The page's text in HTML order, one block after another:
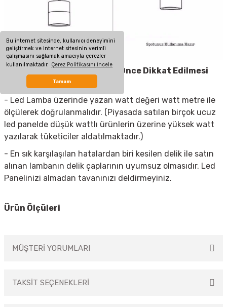
Bu internet sitesinde, kullanıcı deneyimini
geliştirmek ve internet sitesinin verimli
çalışmasını sağlamak amacıyla çerezler
kullanılmaktadır. Çerez Politikasını İncele
Tamam
Led Spot Armatür
Almadan Önce Dikkat Edilmesi
- Led Lamba üzerinde yazan watt değeri watt metre ile
ölçülerek doğrulanmalıdır. (Piyasada satılan birçok ucuz
led panelde düşük wattlı ürünlerin üzerine yüksek watt
yazılarak tüketiciler aldatılmaktadır.)
- En sık karşılaşılan hatalardan biri kesilen delik ile satın
alınan lambanın delik çaplarının uyumsuz olmasıdır. Led
Panelinizi almadan tavanınızı deldirmeyiniz.
Ürün Ölçüleri
MÜŞTERİ YORUMLARI
TAKSİT SEÇENEKLERİ